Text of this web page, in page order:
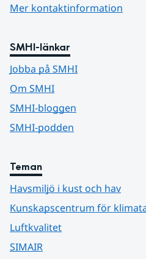
Mer kontaktinformation
SMHI-länkar
Jobba på SMHI
Om SMHI
SMHI-bloggen
SMHI-podden
Teman
Havsmiljö i kust och hav
Kunskapscentrum för
Luftkvalitet
SIMAIR